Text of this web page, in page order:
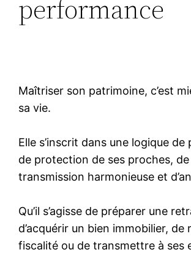
performance
Maîtriser son patrimoine, c’est
sa vie.
Elle s’inscrit dans une logique de
de protection de ses proches, de
transmission harmonieuse et
Qu’il s’agisse de préparer une
d’acquérir un bien immobilier, de
fiscalité ou de transmettre à ses